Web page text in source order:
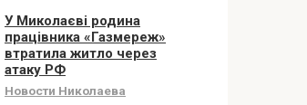
У Миколаєві родина
працівника «Газмереж»
втратила житло через
атаку РФ
Новости Николаева